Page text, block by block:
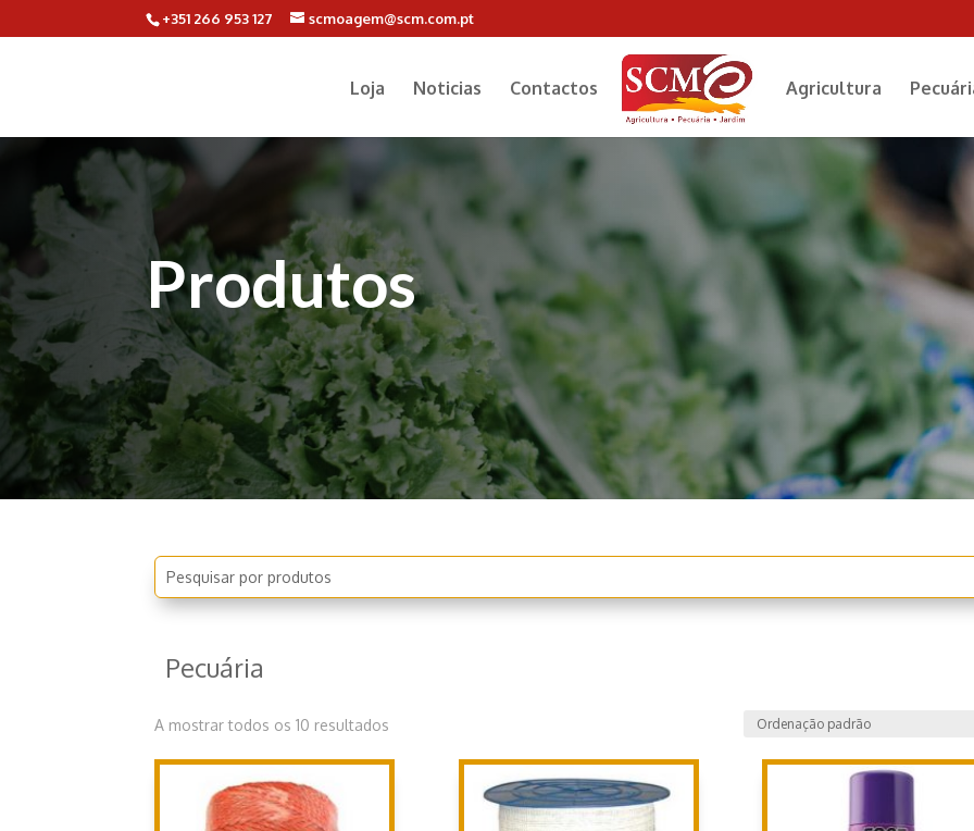
+351 266 953 127 scmoagem@scm.com.pt
Loja Noticias Contactos Agricultura
Produtos
Pecuária
A mostrar todos os 10 resultados